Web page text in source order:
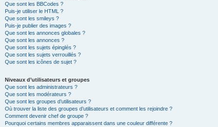
Que sont les BBCodes ?
Puis-je utiliser le HTML ?
Que sont les smileys ?
Puis-je publier des images ?
Que sont les annonces globales ?
Que sont les annonces ?
Que sont les sujets épinglés ?
Que sont les sujets verrouillés ?
Que sont les icônes de sujet ?
Niveaux d’utilisateurs et groupes
Que sont les administrateurs ?
Que sont les modérateurs ?
Que sont les groupes d’utilisateurs ?
Où trouver la liste des groupes d’utilisateurs et comment les rejoindre ?
Comment devenir chef de groupe ?
Pourquoi certains membres apparaissent dans une couleur différente ?